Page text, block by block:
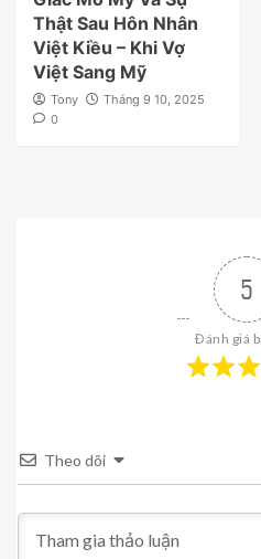
Thật Sau Hôn Nhân
Việt Kiều – Khi Vợ
Việt Sang Mỹ
Tony
Tháng 9 10, 2025
0
5
Đánh giá
Theo dõi